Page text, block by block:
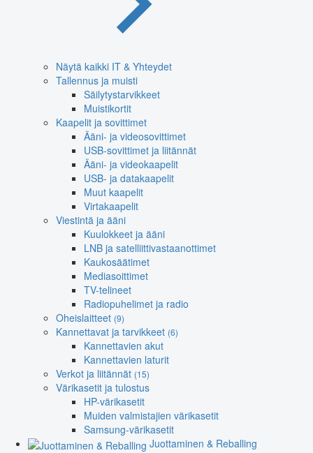
Näytä kaikki IT & Yhteydet
Tallennus ja muisti
Säilytystarvikkeet
Muistikortit
Kaapelit ja sovittimet
Ääni- ja videosovittimet
USB-sovittimet ja liitännät
Ääni- ja videokaapelit
USB- ja datakaapelit
Muut kaapelit
Virtakaapelit
Viestintä ja ääni
Kuulokkeet ja ääni
LNB ja satelliittivastaanottimet
Kaukosäätimet
Mediasoittimet
TV-telineet
Radiopuhelimet ja radio
Oheislaitteet (9)
Kannettavat ja tarvikkeet (6)
Kannettavien akut
Kannettavien laturit
Verkot ja liitännät (15)
Värikasetit ja tulostus
HP-värikasetit
Muiden valmistajien värikasetit
Samsung-värikasetit
Juottaminen & Reballing